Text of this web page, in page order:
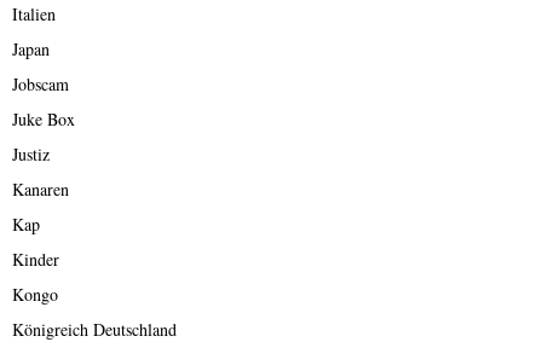
Italien
Japan
Jobscam
Juke Box
Justiz
Kanaren
Kap
Kinder
Kongo
Königreich Deutschland